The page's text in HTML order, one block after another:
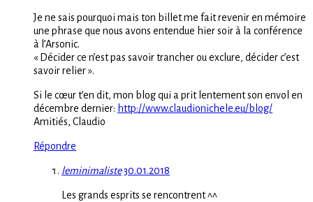
Je ne sais pourquoi mais ton billet me fait revenir en mémoire
une phrase que nous avons entendue hier soir à la conférence
à l’Arsonic.
« Décider ce n’est pas savoir trancher ou exclure, décider c’est
savoir relier ».
Si le cœur t’en dit, mon blog qui a prit lentement son envol en
décembre dernier: http://www.claudionichele.eu/blog/
Amitiés, Claudio
Répondre
leminimaliste30.01.2018
Les grands esprits se rencontrent ^^